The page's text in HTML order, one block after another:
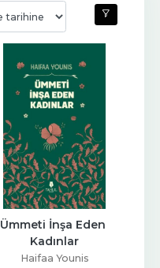
Ümmeti İnşa Eden
Kadınlar
Haifaa Younis